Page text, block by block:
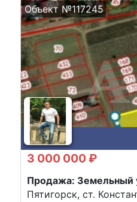
Объект №117245
3 000 000 ₽
Продажа: Земельный
Пятигорск, ст.